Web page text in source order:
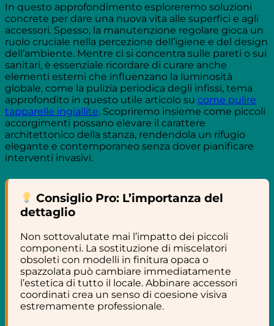
In questo approfondimento esploreremo soluzioni
concrete per dare una nuova vita alle superfici e agli
accessori. Spesso, la manutenzione regolare gioca un
ruolo cruciale nella percezione dell’igiene e del design
dell’ambiente. Mentre ci si concentra sulle pareti o sui
sanitari, è essenziale ricordare di curare anche
elementi esterni che influenzano la luminosità
globale, come la pulizia periodica degli infissi, tema
approfondito in questo utile articolo su come pulire
tapparelle ingiallite. Scopriremo insieme come piccoli
accorgimenti possano elevare il carattere
architettonico della stanza, rendendola un rifugio
elegante e contemporaneo senza dover pianificare
interventi invasivi.
Consiglio Pro: L’importanza del
dettaglio
Non sottovalutate mai l’impatto dei piccoli
componenti. La sostituzione di miscelatori
obsoleti con modelli in finitura opaca o
spazzolata può cambiare immediatamente
l’estetica di tutto il locale. Abbinare accessori
coordinati crea un senso di coesione visiva
estremamente professionale.